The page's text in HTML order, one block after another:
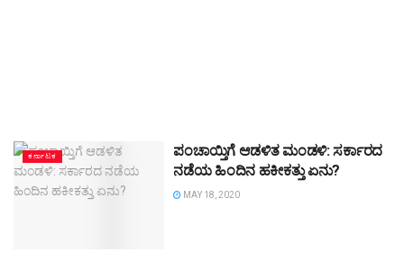
ಕರ್ನಾಟಕ
ಪಂಚಾಯ್ತಿಗೆ ಆಡಳಿತ ಮಂಡಳಿ: ಸರ್ಕಾರದ
ನಡೆಯ ಹಿಂದಿನ ಹಕೀಕತ್ತು ಏನು?
MAY 18, 2020